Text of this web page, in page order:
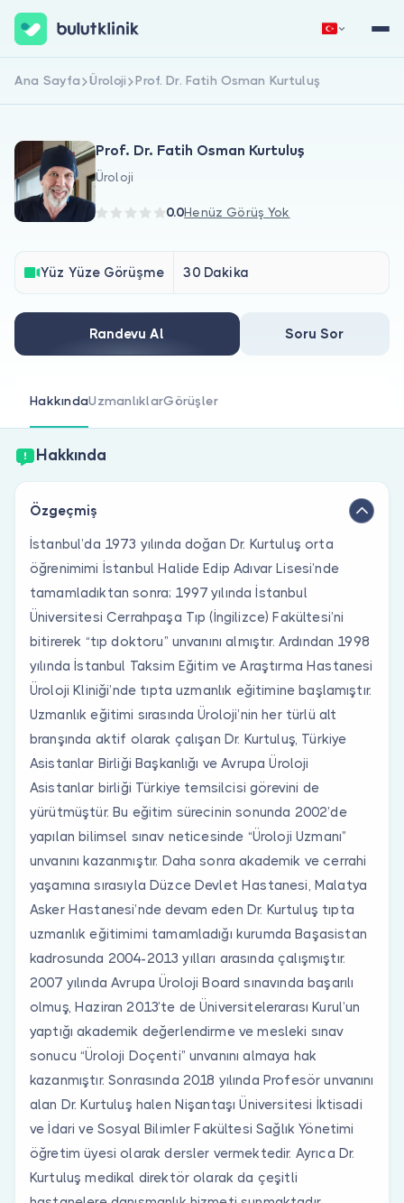
Hakkımızda
Hastalar için
Doktorlar için
Doktor musunuz?
Hemen Kaydol Giriş Yap
Ana Sayfa Üroloji Prof. Dr. Fatih Osman Kurtuluş
Prof. Dr. Fatih Osman Kurtuluş
Üroloji
0.0Henüz Görüş Yok
Yüz Yüze Görüşme 30 Dakika
Randevu Al Soru Sor
HakkındaUzmanlıklarGörüşler
Hakkında
Özgeçmiş
İstanbul’da 1973 yılında doğan Dr. Kurtuluş orta
öğrenimimi İstanbul Halide Edip Adıvar Lisesi’nde
tamamladıktan sonra; 1997 yılında İstanbul
Üniversitesi Cerrahpaşa Tıp (İngilizce) Fakültesi’ni
bitirerek “tıp doktoru” unvanını almıştır. Ardından 1998
yılında İstanbul Taksim Eğitim ve Araştırma Hastanesi
Üroloji Kliniği’nde tıpta uzmanlık eğitimine başlamıştır.
Uzmanlık eğitimi sırasında Üroloji’nin her türlü alt
branşında aktif olarak çalışan Dr. Kurtuluş, Türkiye
Asistanlar Birliği Başkanlığı ve Avrupa Üroloji
Asistanlar birliği Türkiye temsilcisi görevini de
yürütmüştür. Bu eğitim sürecinin sonunda 2002’de
yapılan bilimsel sınav neticesinde “Üroloji Uzmanı”
unvanını kazanmıştır. Daha sonra akademik ve cerrahi
yaşamına sırasıyla Düzce Devlet Hastanesi, Malatya
Asker Hastanesi’nde devam eden Dr. Kurtuluş tıpta
uzmanlık eğitimimi tamamladığı kurumda Başasistan
kadrosunda 2004-2013 yılları arasında çalışmıştır.
2007 yılında Avrupa Üroloji Board sınavında başarılı
olmuş, Haziran 2013’te de Üniversitelerarası Kurul’un
yaptığı akademik değerlendirme ve mesleki sınav
sonucu “Üroloji Doçenti” unvanını almaya hak
kazanmıştır. Sonrasında 2018 yılında Profesör unvanını
alan Dr. Kurtuluş halen Nişantaşı Üniversitesi İktisadi
ve İdari ve Sosyal Bilimler Fakültesi Sağlık Yönetimi
öğretim üyesi olarak dersler vermektedir. Ayrıca Dr.
Kurtuluş medikal direktör olarak da çeşitli